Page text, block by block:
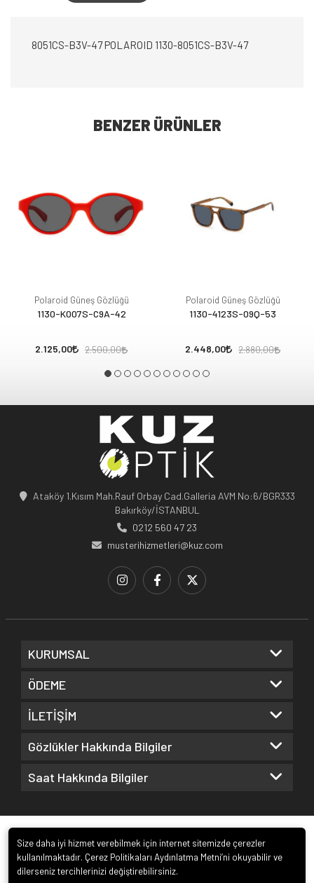
8051CS-B3V-47 POLAROID 1130-8051CS-B3V-47
BENZER ÜRÜNLER
Polaroid Güneş Gözlüğü
1130-K007S-C9A-42
2.125,00 2.500,00
Polaroid Güneş Gözlüğü
1130-4123S-09Q-53
2.448,00 2.880,00
Ataköy 1.Kısım Mah.Rauf Orbay Cad.Galleria AVM No:6/BGR333
Bakırköy/İSTANBUL
0212 560 47 23
musterihizmetleri@kuz.com
KURUMSAL
ÖDEME
İLETİŞİM
Gözlükler Hakkında Bilgiler
Saat Hakkında Bilgiler
Size daha iyi hizmet verebilmek için internet sitemizde çerezler
kullanılmaktadır. Çerez Politikaları Aydınlatma Metni’ni okuyabilir ve
dilerseniz tercihlerinizi değiştirebilirsiniz.